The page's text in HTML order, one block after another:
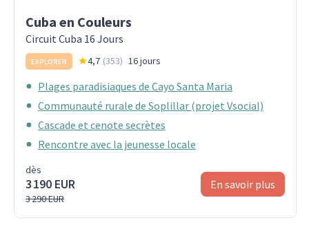
Cuba en Couleurs
Circuit Cuba 16 Jours
EXPLORER 4,7 (353) 16 jours
Plages paradisiaques de Cayo Santa Maria
Communauté rurale de Soplillar (projet Vsocial)
Cascade et cenote secrètes
Rencontre avec la jeunesse locale
dès
3 190 EUR
3 290 EUR
En savoir plus